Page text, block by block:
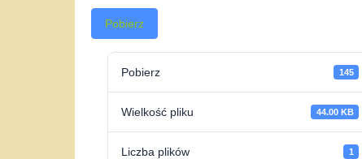
Pobierz
Pobierz 145
Wielkość pliku 44.00 KB
Liczba plików 1